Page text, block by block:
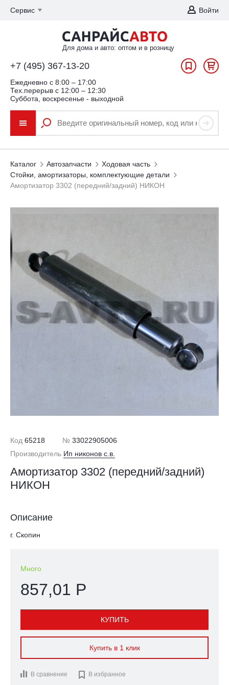
Сервис Войти
Для дома и авто: оптом и в розницу
+7 (495) 367-13-20
Ежедневно c 8:00 – 17:00
Тех.перерыв с 12:00 – 12:30
Суббота, воскресенье - выходной
Каталог Автозапчасти
Ходовая часть
Стойки, амортизаторы, комплектующие детали
Амортизатор 3302 (передний/задний) НИКОН
Код 65218 № 33022905006
Производитель Ип никонов с.в.
Амортизатор 3302 (передний/задний)
НИКОН
Описание
г. Скопин
Много
857,01 Р
КУПИТЬ
Купить в 1 клик
В сравнение  В избранное